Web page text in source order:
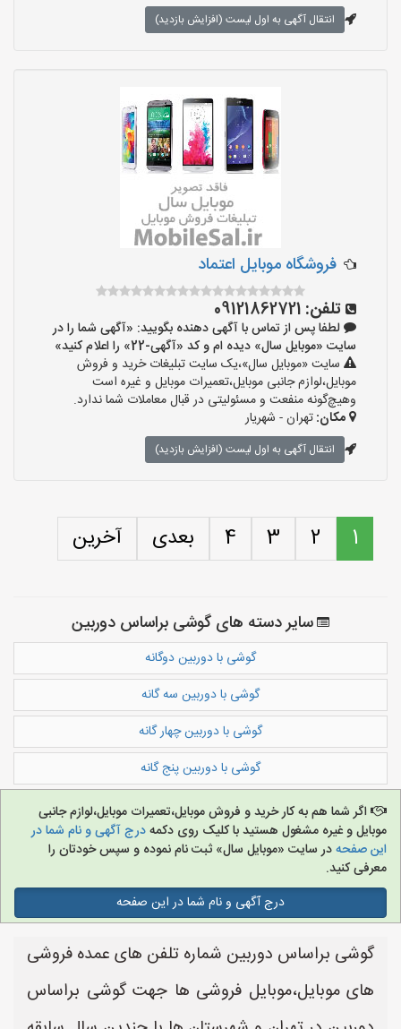
انتقال آگهی به اول لیست (افزایش بازدید)
فروشگاه موبایل اعتماد
تلفن: 09121862721
لطفا پس از تماس با آگهی دهنده بگویید: «آگهی شما را در
سایت «موبایل سال» دیده ام و کد «آگهی-22» را اعلام کنید»
سایت «موبایل سال»،یک سایت تبلیغات خرید و فروش
موبایل،لوازم جانبی موبایل،تعمیرات موبایل و غیره است
وهیچ‌گونه منفعت و مسئولیتی در قبال معاملات شما ندارد.
مکان:تهران - شهریار
انتقال آگهی به اول لیست (افزایش بازدید)
1
2
3
4 بعدی آخرین
سایر دسته های گوشی براساس دوربین
گوشی با دوربین دوگانه
گوشی با دوربین سه گانه
گوشی با دوربین چهار گانه
گوشی با دوربین پنج گانه
اگر شما هم به کار خرید و فروش موبایل،تعمیرات موبایل،لوازم جانبی
موبایل و غیره مشغول هستید با کلیک روی دکمهدرج آگهی و نام شما در
این صفحهدر سایت «موبایل سال» ثبت نام نموده و سپس خودتان را
معرفی کنید.
درج آگهی و نام شما در این صفحه
گوشی براساس دوربین شماره تلفن های عمده فروشی
های موبایل،موبایل فروشی ها جهت گوشی براساس